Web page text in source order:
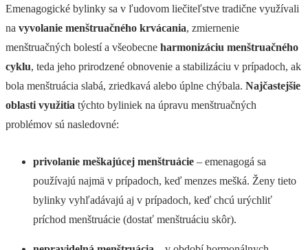
Emenagogické bylinky sa v ľudovom liečiteľstve tradične využívali
na vyvolanie menštruačného krvácania, zmiernenie
menštruačných bolestí a všeobecne harmonizáciu menštruačného
cyklu, teda jeho prirodzené obnovenie a stabilizáciu v prípadoch, ak
bola menštruácia slabá, zriedkavá alebo úplne chýbala. Najčastejšie
oblasti využitia týchto byliniek na úpravu menštruačných
problémov sú nasledovné:
privolanie meškajúcej menštruácie – emenagogá sa
používajú najmä v prípadoch, keď menzes mešká. Ženy tieto
bylinky vyhľadávajú aj v prípadoch, keď chcú urýchliť
príchod menštruácie (dostať menštruáciu skôr).